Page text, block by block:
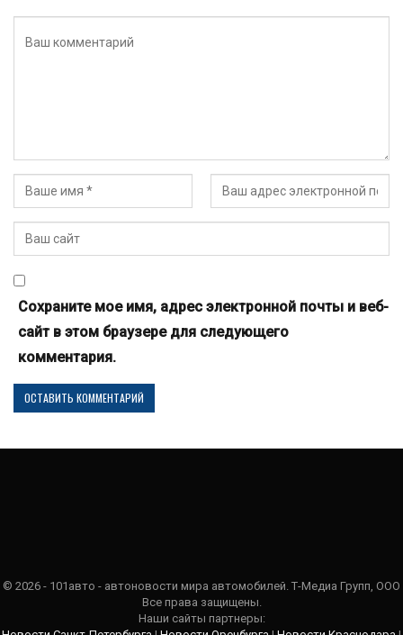
Сохраните мое имя, адрес электронной почты и веб-
сайт в этом браузере для следующего
комментария.
© 2026 - 101авто - автоновости мира автомобилей. Т-Медиа Групп, ООО
Все права защищены.
Наши сайты партнеры: